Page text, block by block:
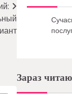
Зараз